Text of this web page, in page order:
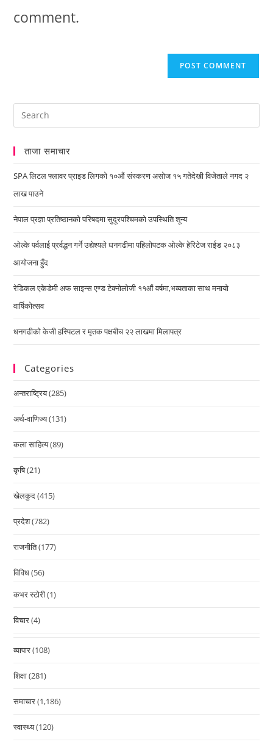
comment.
ताजा समाचार
SPA लिटल फ्लावर प्राइड लिगको १०औं संस्करण असोज १५ गतेदेखी विजेताले नगद २
लाख पाउने
नेपाल प्रज्ञा प्रतिष्ठानको परिषदमा सुदूरपश्चिमको उपस्थिति शून्य
ओल्के पर्वलाई प्रर्वद्धन गर्ने उद्येश्यले धनगढीमा पहिलोपटक ओल्के हेरिटेज राईड २०८३
आयोजना हुँद
रेडिकल एकेडेमी अफ साइन्स एण्ड टेक्नोलोजी ११औं वर्षमा,भव्यताका साथ मनायो
वार्षिकोत्सव
धनगढीको केजी हस्पिटल र मृतक पक्षबीच २२ लाखमा मिलापत्र
Categories
अन्तराष्ट्रिय(285)
अर्थ-वाणिज्य(131)
कला साहित्य(89)
कृषि(21)
खेलकुद(415)
प्रदेश(782)
राजनीति(177)
विविध(56)
कभर स्टोरी(1)
विचार(4)
व्यापार(108)
शिक्षा(281)
समाचार(1,186)
स्वास्थ्य(120)